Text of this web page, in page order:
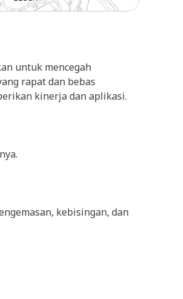
untuk mencegah
rapat dan bebas
kinerja dan aplikasi.
kebisingan, dan